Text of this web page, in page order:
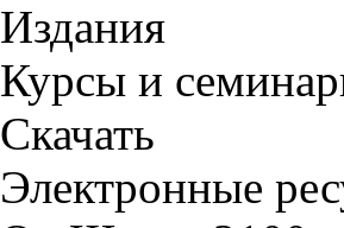
Издания
Курсы и
Скачать
Электронные